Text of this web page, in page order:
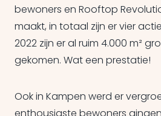
bewoners en Rooftop
maakt, in totaal zijn er vier
2022 zijn er al ruim 4.000 m²
gekomen. Wat een prestatie!
Ook in Kampen werd er